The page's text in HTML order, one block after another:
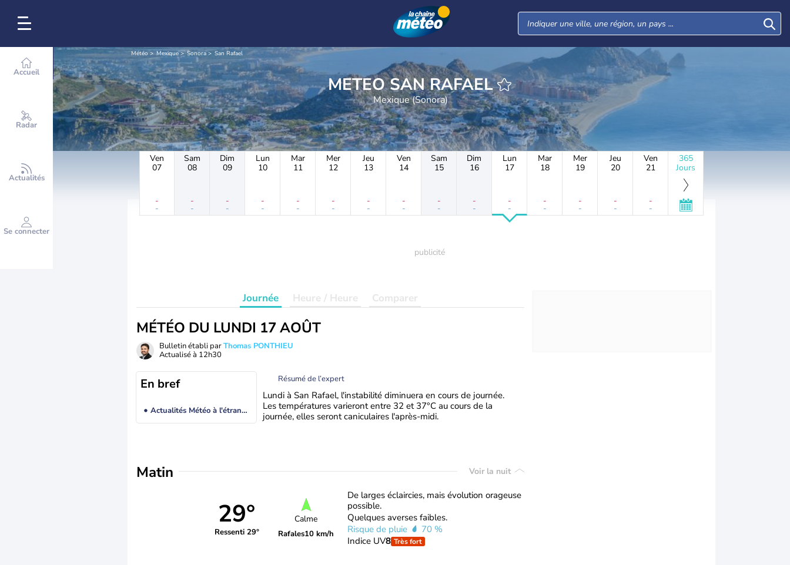
Accueil
Radar
Actualités
Se connecter
Météo Mexique Sonora San Rafael
METEO SAN RAFAEL
Mexique (Sonora)
Ven
07
-
-
Sam
08
-
-
Dim
09
-
-
Lun
10
-
-
Mar
11
-
-
Mer
12
-
-
Jeu
13
-
-
Ven
14
-
-
Sam
15
-
-
Dim
16
-
-
Lun
17
-
-
Mar
18
-
-
Mer
19
-
-
Jeu
20
-
-
Ven
21
-
-
365
Jours
Journée Heure / Heure Comparer
MÉTÉO DU LUNDI 17 AOÛT
Bulletin établi parThomas PONTHIEU
Actualisé à 12h30
En bref
Actualités Météo à l'étranger
Résumé de l’expert
Lundi à San Rafael, l'instabilité diminuera en cours de journée.
Les températures varieront entre 32 et 37°C au cours de la
journée, elles seront caniculaires l'après-midi.
Matin Voir la nuit
29°
Ressenti 29°
Calme
Rafales10 km/h
De larges éclaircies, mais évolution orageuse
possible.
Quelques averses faibles.
Risque de pluie
70 %
Indice UV8 Très fort